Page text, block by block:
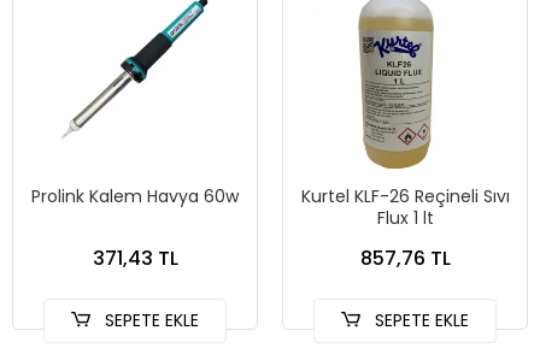
Prolink Kalem Havya 60w
371,43 TL
SEPETE EKLE
Kurtel KLF-26 Reçineli Sıvı
Flux 1 lt
857,76 TL
SEPETE EKLE